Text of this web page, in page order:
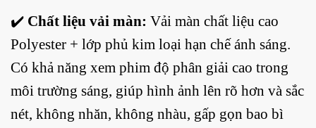
✔️ Chất liệu vải màn: Vải màn chất liệu cao
Polyester + lớp phủ kim loại hạn chế ánh sáng.
Có khả năng xem phim độ phân giải cao trong
môi trường sáng, giúp hình ảnh lên rõ hơn và sắc
nét, không nhăn, không nhàu, gấp gọn bao bì